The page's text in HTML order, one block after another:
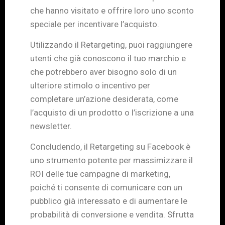
che hanno visitato e offrire loro uno sconto
speciale per incentivare l’acquisto.
Utilizzando il Retargeting, puoi raggiungere
utenti che già conoscono il tuo marchio e
che potrebbero aver bisogno solo di un
ulteriore stimolo o incentivo per
completare un’azione desiderata, come
l’acquisto di un prodotto o l’iscrizione a una
newsletter.
Concludendo, il Retargeting su Facebook è
uno strumento potente per massimizzare il
ROI delle tue campagne di marketing,
poiché ti consente di comunicare con un
pubblico già interessato e di aumentare le
probabilità di conversione e vendita. Sfrutta